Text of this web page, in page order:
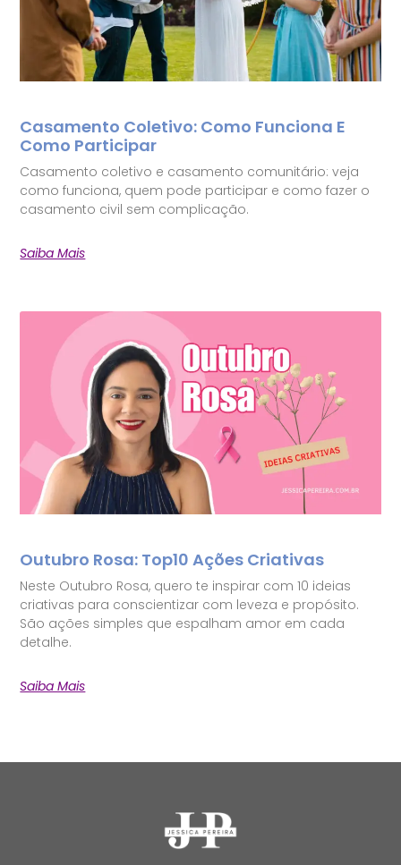
Casamento Coletivo: Como Funciona E
Como Participar
Casamento coletivo e casamento comunitário: veja
como funciona, quem pode participar e como fazer o
casamento civil sem complicação.
Saiba Mais
Outubro Rosa: Top10 Ações Criativas
Neste Outubro Rosa, quero te inspirar com 10 ideias
criativas para conscientizar com leveza e propósito.
São ações simples que espalham amor em cada
detalhe.
Saiba Mais